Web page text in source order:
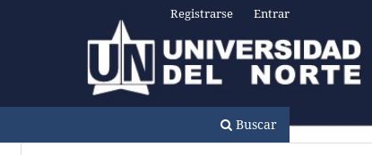
Buscar
Registrarse Entrar